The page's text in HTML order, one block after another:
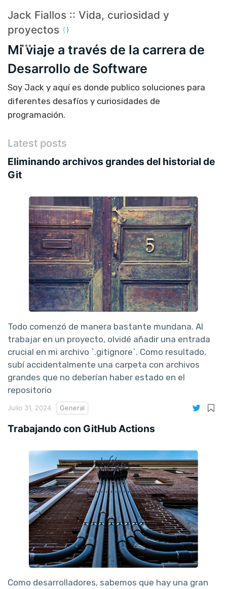
Jack Fiallos :: Vida, curiosidad y
proyectos
Mi viaje a través de la carrera de
Desarrollo de Software
Soy Jack y aquí es donde publico soluciones para
diferentes desafíos y curiosidades de
programación.
Latest posts
Eliminando archivos grandes del historial de
Git
Todo comenzó de manera bastante mundana. Al
trabajar en un proyecto, olvidé añadir una entrada
crucial en mi archivo `.gitignore`. Como resultado,
subí accidentalmente una carpeta con archivos
grandes que no deberían haber estado en el
repositorio
Julio 31, 2024 General
Trabajando con GitHub Actions
Como desarrolladores, sabemos que hay una gran